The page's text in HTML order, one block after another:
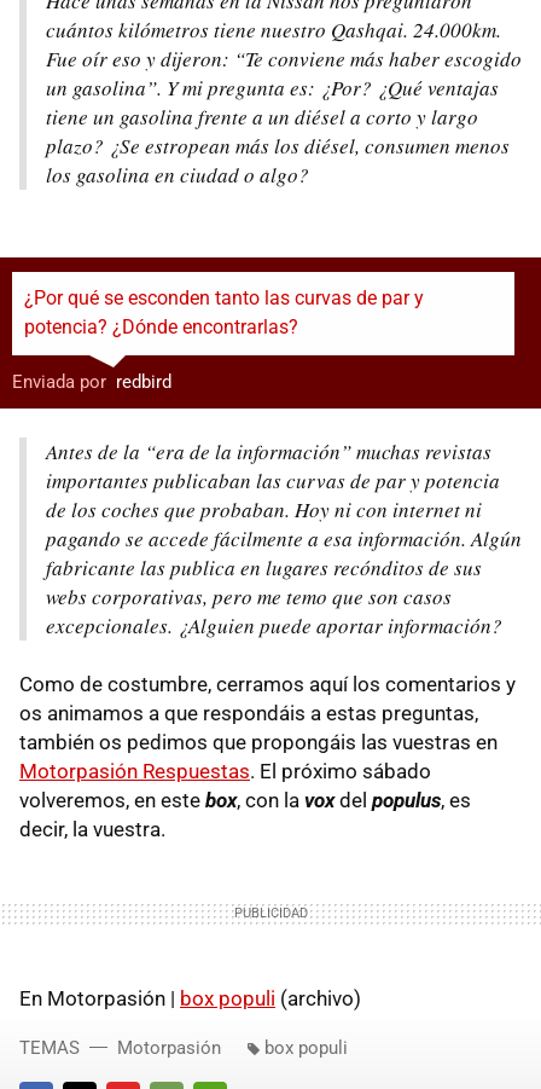
cuántos kilómetros tiene nuestro Qashqai. 24.000km.
Fue oír eso y dijeron: “Te conviene más haber escogido
un gasolina”. Y mi pregunta es: ¿Por? ¿Qué ventajas
tiene un gasolina frente a un diésel a corto y largo
plazo? ¿Se estropean más los diésel, consumen menos
los gasolina en ciudad o algo?
¿Por qué se esconden tanto las curvas de par y
potencia? ¿Dónde encontrarlas?
Enviada por: redbird
Antes de la “era de la información” muchas revistas
importantes publicaban las curvas de par y potencia
de los coches que probaban. Hoy ni con internet ni
pagando se accede fácilmente a esa información. Algún
fabricante las publica en lugares recónditos de sus
webs corporativas, pero me temo que son casos
excepcionales. ¿Alguien puede aportar información?
Como de costumbre, cerramos aquí los comentarios y
os animamos a que respondáis a estas preguntas,
también os pedimos que propongáis las vuestras en
Motorpasión Respuestas. El próximo sábado
volveremos, en este box, con la voxdel populus, es
decir, la vuestra.
En Motorpasión | box populi (archivo)
TEMAS Motorpasión box populi